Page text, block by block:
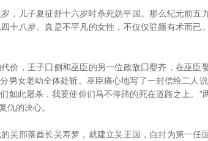
儿子夏征舒十六岁时杀死妫平国。那么纪元前五
十八岁。真是不平凡的女性，不仅仅驻颜有术而已
，王子囗侧和巫臣的另一位政敌囗婴齐，在巫臣
男女老幼全体处斩。巫臣痛心地写了一封信给二人
如此屠杀，我要使你们马不停蹄的死在道路之上。”
仇的决心。
部落酋长吴寿梦，就建立吴王国，自封为第一任